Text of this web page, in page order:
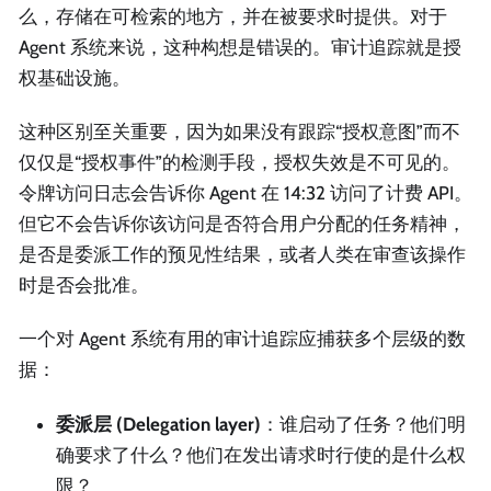
么，存储在可检索的地方，并在被要求时提供。对于
Agent 系统来说，这种构想是错误的。审计追踪就是授
权基础设施。
这种区别至关重要，因为如果没有跟踪“授权意图”而不
仅仅是“授权事件”的检测手段，授权失效是不可见的。
令牌访问日志会告诉你 Agent 在 14:32 访问了计费 API。
但它不会告诉你该访问是否符合用户分配的任务精神，
是否是委派工作的预见性结果，或者人类在审查该操作
时是否会批准。
一个对 Agent 系统有用的审计追踪应捕获多个层级的数
据：
委派层 (Delegation layer) ：谁启动了任务？他们明
确要求了什么？他们在发出请求时行使的是什么权
限？